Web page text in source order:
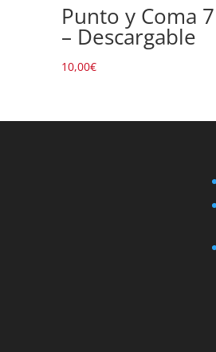
Punto y Coma
– Descargable
10,00€